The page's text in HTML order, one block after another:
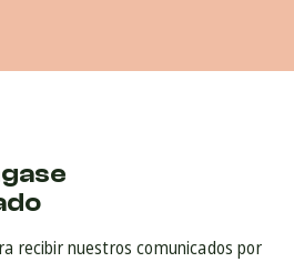
recibir nuestros comunicados por